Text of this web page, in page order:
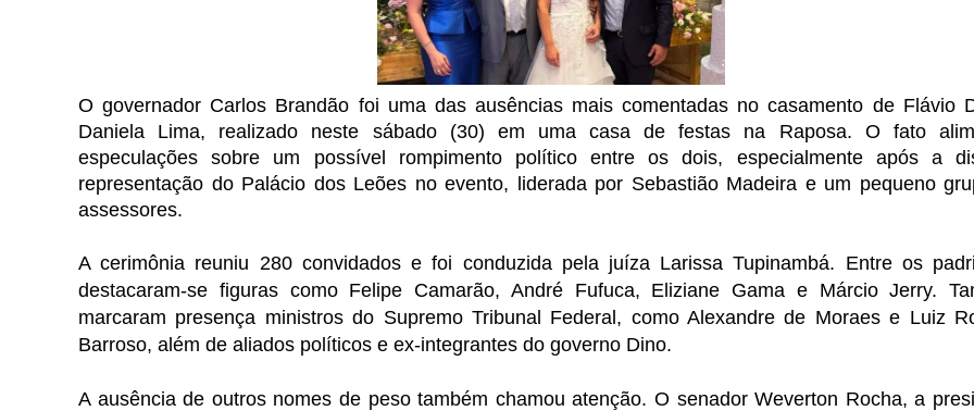
O governador Carlos Brandão foi uma das ausências mais comentadas no casamento de Flávio
Daniela Lima, realizado neste sábado (30) em uma casa de festas na Raposa. O fato
especulações sobre um possível rompimento político entre os dois, especialmente após a
representação do Palácio dos Leões no evento, liderada por Sebastião Madeira e um pequeno
assessores.
A cerimônia reuniu 280 convidados e foi conduzida pela juíza Larissa Tupinambá. Entre os
destacaram-se figuras como Felipe Camarão, André Fufuca, Eliziane Gama e Márcio Jerry.
marcaram presença ministros do Supremo Tribunal Federal, como Alexandre de Moraes e Luiz
Barroso, além de aliados políticos e ex-integrantes do governo Dino.
A ausência de outros nomes de peso também chamou atenção. O senador Weverton Rocha, a